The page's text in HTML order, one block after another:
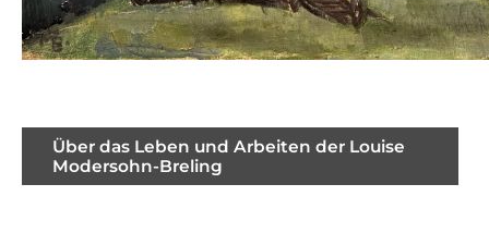
Über das Leben und Arbeiten der Louise
Modersohn-Breling